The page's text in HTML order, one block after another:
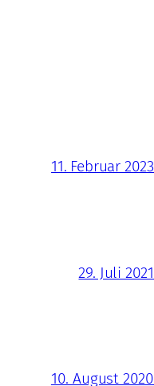
11. Februar 2023
29. Juli 2021
10. August 2020